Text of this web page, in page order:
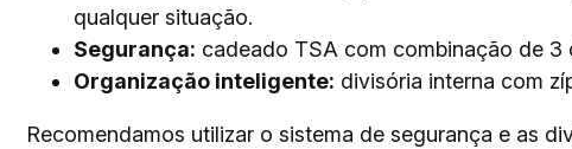
qualquer situação.
Segurança: cadeado TSA com combinação de 3
Organização inteligente: divisória interna com
Recomendamos utilizar o sistema de segurança e as